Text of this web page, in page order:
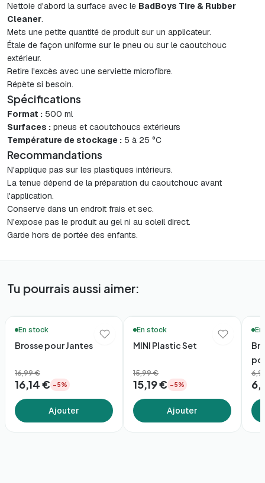
Nettoie d'abord la surface avec le BadBoys Tire & Rubber
Cleaner.
Mets une petite quantité de produit sur un applicateur.
Étale de façon uniforme sur le pneu ou sur le caoutchouc
extérieur.
Retire l'excès avec une serviette microfibre.
Répète si besoin.
Spécifications
Format : 500 ml
Surfaces : pneus et caoutchoucs extérieurs
Température de stockage : 5 à 25 °C
Recommandations
N'applique pas sur les plastiques intérieurs.
La tenue dépend de la préparation du caoutchouc avant
l'application.
Conserve dans un endroit frais et sec.
N'expose pas le produit au gel ni au soleil direct.
Garde hors de portée des enfants.
Tu pourrais aussi aimer:
En stock
Brosse pour Jantes
16,99 €
16,14 € −5%
Ajouter
En stock
MINI Plastic Set
15,99 €
15,19 € −5%
Ajouter